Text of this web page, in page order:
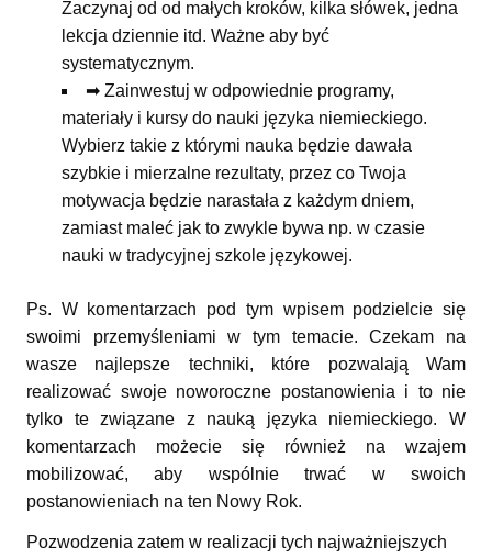
Zaczynaj od od małych kroków, kilka słówek, jedna
lekcja dziennie itd. Ważne aby być
systematycznym.
➡ Zainwestuj w odpowiednie programy,
materiały i kursy do nauki języka niemieckiego.
Wybierz takie z którymi nauka będzie dawała
szybkie i mierzalne rezultaty, przez co Twoja
motywacja będzie narastała z każdym dniem,
zamiast maleć jak to zwykle bywa np. w czasie
nauki w tradycyjnej szkole językowej.
Ps. W komentarzach pod tym wpisem podzielcie się
swoimi przemyśleniami w tym temacie. Czekam na
wasze najlepsze techniki, które pozwalają Wam
realizować swoje noworoczne postanowienia i to nie
tylko te związane z nauką języka niemieckiego. W
komentarzach możecie się również na wzajem
mobilizować, aby wspólnie trwać w swoich
postanowieniach na ten Nowy Rok.
Pozwodzenia zatem w realizacji tych najważniejszych